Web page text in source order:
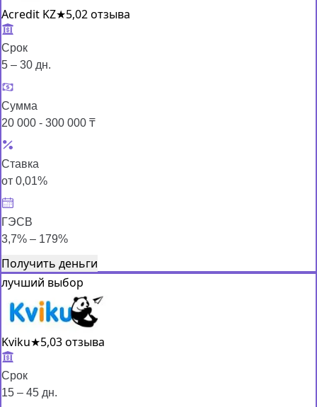
Acredit KZ★5,02 отзыва
Срок
5 – 30 дн.
Сумма
20 000 - 300 000 ₸
Ставка
от 0,01%
ГЭСВ
3,7% – 179%
Получить деньги
лучший выбор
Kviku★5,03 отзыва
Срок
15 – 45 дн.